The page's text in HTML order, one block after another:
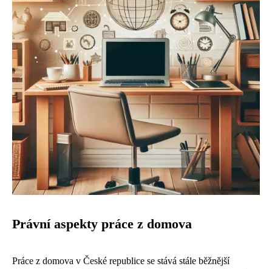
Právní aspekty práce z domova
Práce z domova v České republice se stává stále běžnější